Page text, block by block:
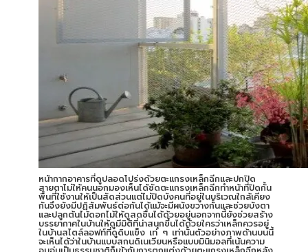
หน้ากากอาคารที่ดูปลอดโปร่งด้วยตะแกรงเหล็กฉีกและปกปิด
สายตาไม่ให้คนนอกมองเห็นได้ชัดตะแกรงเหล็กฉีกทำหน้าที่ปิดกั้น
พื้นที่ใช้งานให้เป็นสัดส่วนแต่ไม่ปิดบังคนที่อยู่ในบริเวณใกล้เคียง
กันจึงยังมีปฏิสัมพันธ์ต่อกันได้แม้จะมีผนังขวางกั้นและช่วยบังตา
และปลูกต้นไม้ดอกไม้ให้ดูสดชื่นได้ด้วยอยู่นอกจากนี้ยังช่วยสร้าง
บรรยากาศในบ้านให้ดูมีมิติที่น่าสนุกขึ้นได้ด้วยใครว่าเหล็กควรอยู่
ในบ้านสไตล์ลอฟท์ที่ดูดิบแข็ง เท่ ๆ เท่านั้นตัวอย่างภาพด้านบนนี้
จะเห็นได้ว่าในบ้านแบบสกนดิเนเวียนหรือแบบมินิมอลที่เน้นความ